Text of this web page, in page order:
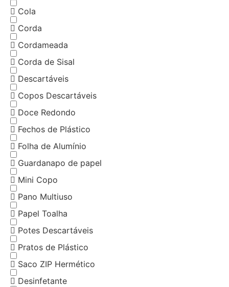
Cola
Corda
Cordameada
Corda de Sisal
Descartáveis
Copos Descartáveis
Doce Redondo
Fechos de Plástico
Folha de Alumínio
Guardanapo de papel
Mini Copo
Pano Multiuso
Papel Toalha
Potes Descartáveis
Pratos de Plástico
Saco ZIP Hermético
Desinfetante